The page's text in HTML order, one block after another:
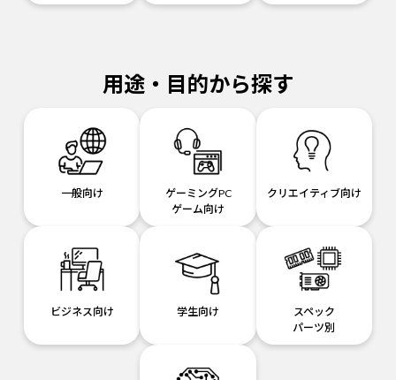
用途・目的から探す
一般向け
ゲーミングPC
ゲーム向け
クリエイティブ向け
ビジネス向け 学生向け
スペック
パーツ別